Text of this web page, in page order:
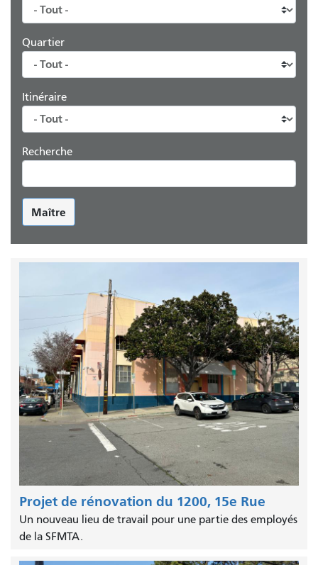
Quartier
Itinéraire
Recherche
Maître
Projet de rénovation du 1200, 15e Rue
Un nouveau lieu de travail pour une partie des employés
de la SFMTA.